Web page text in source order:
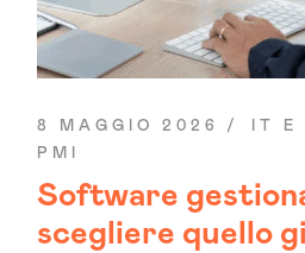
8 MAGGIO 2026
IT E
PMI
Software
scegliere quello